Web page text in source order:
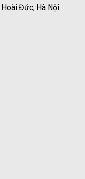
Hoài Đức, Hà Nội